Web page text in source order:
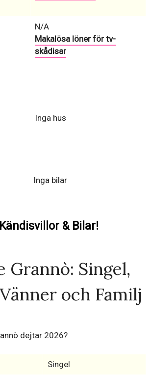
N/A
Makalösa löner för tv-
skådisar
Inga hus
Inga bilar
& Bilar!
Grannò: Singel,
och Familj
dejtar 2026?
Singel